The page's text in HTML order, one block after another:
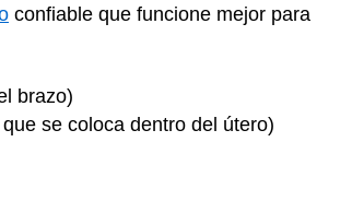
confiable que funcione mejor para
brazo)
se coloca dentro del útero)